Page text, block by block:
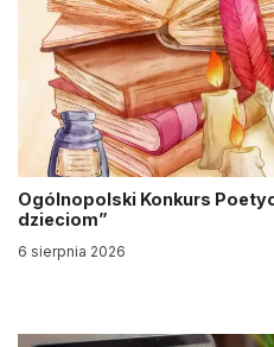
Ogólnopolski Konkurs
dzieciom”
6 sierpnia 2026